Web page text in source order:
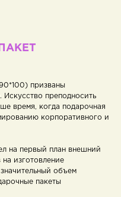
призваны
Искусство преподносить
время, когда подарочная
корпоративного и
на первый план внешний
на изготовление
объем
пакеты